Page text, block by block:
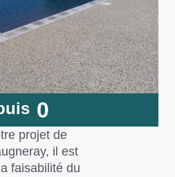
0
projet de
il est
faisabilité du